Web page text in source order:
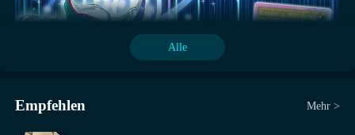
„Versiegelten Dunklen Magiers“, „Blau-Augigen
Weißen Drachen“ und „Schwarzen Magiers“. Bei der
Beschwörung und Aktivierung bestimmter Karten gibt
es spezielle Effekte und Animationen sowie aufregende
zentrale Konzept ist „ein Online-Yu-Gi-Oh!, bei dem
sowohl Spieler als auch Zuschauer Spaß haben
Alle
Empfehlen Mehr >